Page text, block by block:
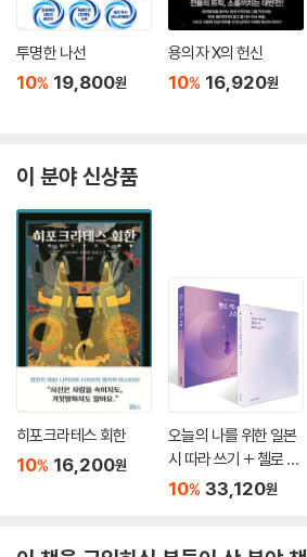
투명한 나선
10% 19,800원
용의자 X의 헌신
10% 16,920원
이 분야 신상품
히포크라테스 회한
10% 16,200원
오늘의 나를 위한 일본
시 따라 쓰기 + 첼로 켜
는 고슈 세트
10% 33,120원